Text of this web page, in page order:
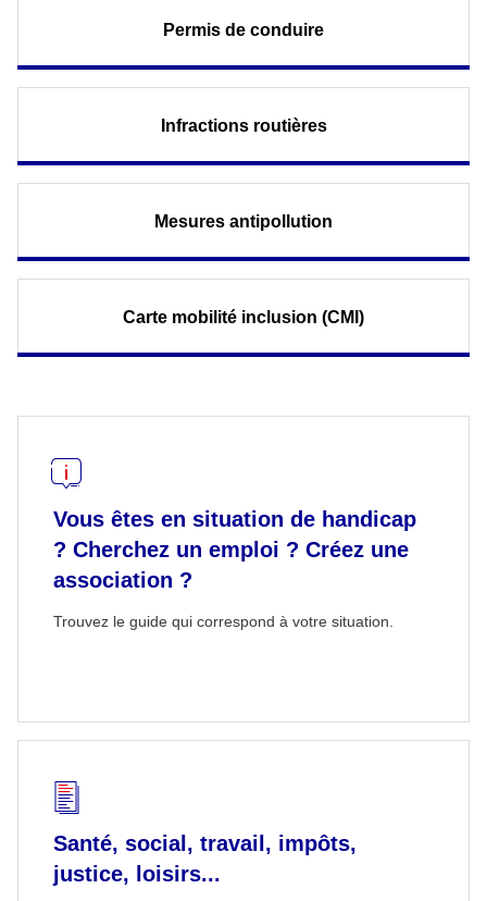
Permis de conduire
Infractions routières
Mesures antipollution
Carte mobilité inclusion (CMI)
Vous êtes en situation de handicap
? Cherchez un emploi ? Créez une
association ?
Trouvez le guide qui correspond à votre situation.
Santé, social, travail, impôts,
justice, loisirs...